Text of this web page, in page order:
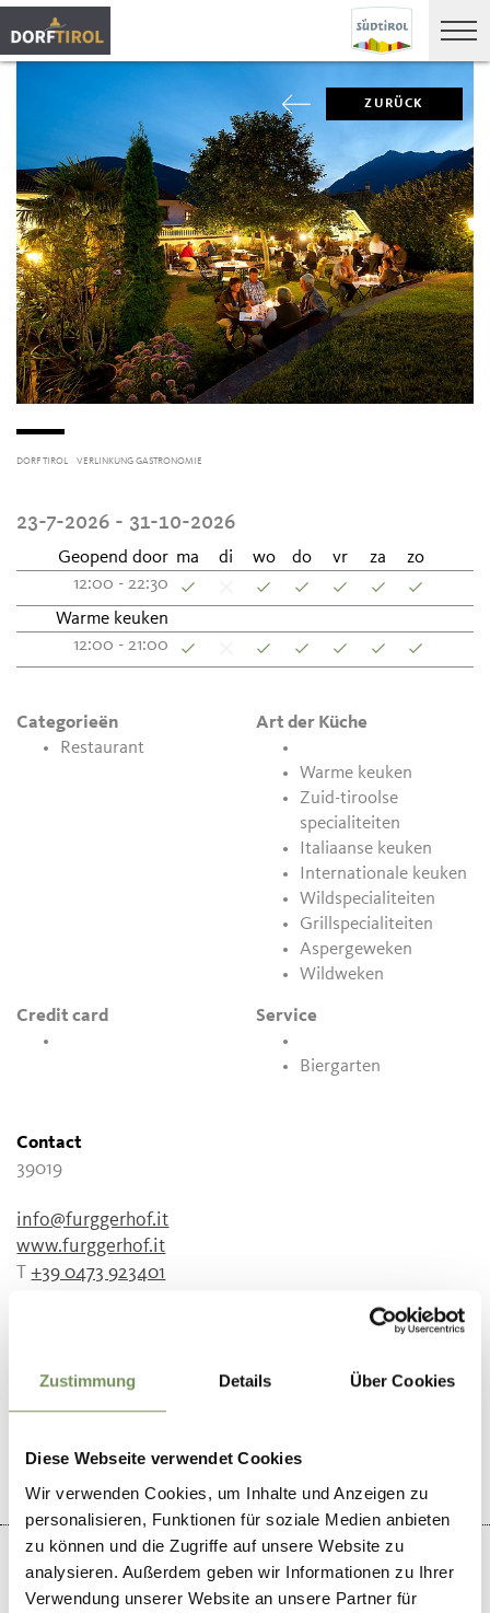
Zustimmung Details Über Cookies
Diese Webseite verwendet Cookies
Wir verwenden Cookies, um Inhalte und Anzeigen zu
personalisieren, Funktionen für soziale Medien anbieten
zu können und die Zugriffe auf unsere Website zu
analysieren. Außerdem geben wir Informationen zu Ihrer
Verwendung unserer Website an unsere Partner für
ZURÜCK
DORF TIROL VERLINKUNG GASTRONOMIE
23-7-2026 - 31-10-2026
Geopend door ma di wo do vr za
zo
12:00 - 22:30
Warme keuken
12:00 - 21:00
Categorieën
Restaurant
Art der Küche
Warme keuken
Zuid-tiroolse
specialiteiten
Italiaanse keuken
Internationale keuken
Wildspecialiteiten
Grillspecialiteiten
Aspergeweken
Wildweken
Credit card Service
Biergarten
Contact
39019
info@furggerhof.it
www.furggerhof.it
T+39 0473 923401
WAS DE INHOUD NUTTIG VOOR U?